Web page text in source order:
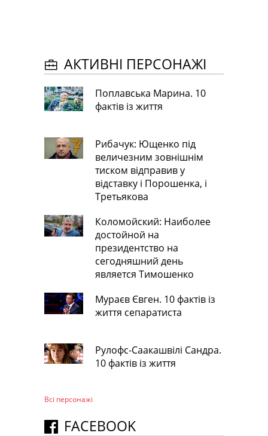
АКТИВНІ ПЕРСОНАЖІ
Поплавська Марина. 10
фактів із життя
Рибачук: Ющенко під
величезним зовнішнім
тиском відправив у
відставку і Порошенка, і
Третьякова
Коломойский: Наиболее
достойной на
президентство на
сегодняшний день
является Тимошенко
Мураєв Євген. 10 фактів із
життя сепаратиста
Рулофс-Саакашвілі Сандра.
10 фактів із життя
Всі персонажi
FACEBOOK